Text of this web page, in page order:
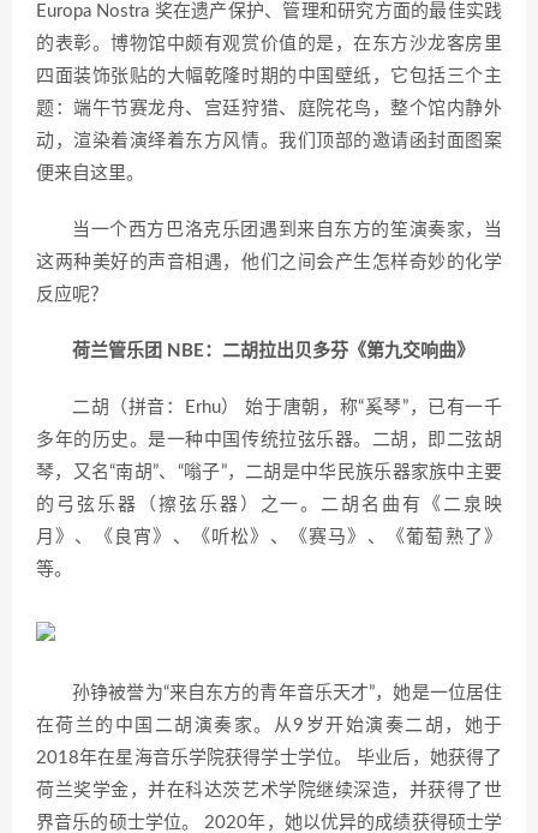
Europa Nostra 奖在遗产保护、管理和研究方面的最佳实践
的表彰。博物馆中颇有观赏价值的是，在东方沙龙客房里
四面装饰张贴的大幅乾隆时期的中国壁纸，它包括三个主
题：端午节赛龙舟、宫廷狩猎、庭院花鸟，整个馆内静外
动，渲染着演绎着东方风情。我们顶部的邀请函封面图案
便来自这里。
当一个西方巴洛克乐团遇到来自东方的笙演奏家，当
这两种美好的声音相遇，他们之间会产生怎样奇妙的化学
反应呢？
荷兰管乐团 NBE：二胡拉出贝多芬《第九交响曲》
二胡（拼音：Erhu） 始于唐朝，称“奚琴”，已有一千
多年的历史。是一种中国传统拉弦乐器。二胡，即二弦胡
琴，又名“南胡”、“嗡子”，二胡是中华民族乐器家族中主要
的弓弦乐器（擦弦乐器）之一。二胡名曲有《二泉映
月》、《良宵》、《听松》、《赛马》、《葡萄熟了》
等。
孙铮被誉为“来自东方的青年音乐天才”，她是一位居住
在荷兰的中国二胡演奏家。从9岁开始演奏二胡，她于
2018年在星海音乐学院获得学士学位。 毕业后，她获得了
荷兰奖学金，并在科达茨艺术学院继续深造，并获得了世
界音乐的硕士学位。 2020年，她以优异的成绩获得硕士学